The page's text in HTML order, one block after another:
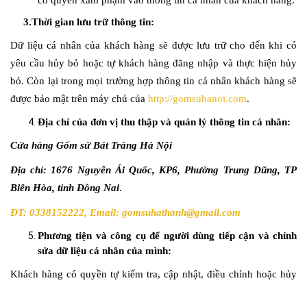
3.Thời gian lưu trữ thông tin:
Dữ liệu cá nhân của khách hàng sẽ được lưu trữ cho đến khi có
yêu cầu hủy bỏ hoặc tự khách hàng đăng nhập và thực hiện hủy
bỏ. Còn lại trong mọi trường hợp thông tin cá nhân khách hàng sẽ
được bảo mật trên máy chủ của http://gomsuhanoi.com.
Địa chỉ của đơn vị thu thập và quản lý thông tin cá nhân:
Cửa hàng Gốm sứ Bát Tràng Hà Nội
Địa chỉ: 1676 Nguyễn Ái Quốc, KP6, Phường Trung Dũng, TP
Biên Hòa, tỉnh Đồng Nai.
ĐT: 0338152222, Email: gomsuhathanh@gmail.com
Phương tiện và công cụ để người dùng tiếp cận và chỉnh
sửa dữ liệu cá nhân của mình:
Khách hàng có quyền tự kiểm tra, cập nhật, điều chỉnh hoặc hủy